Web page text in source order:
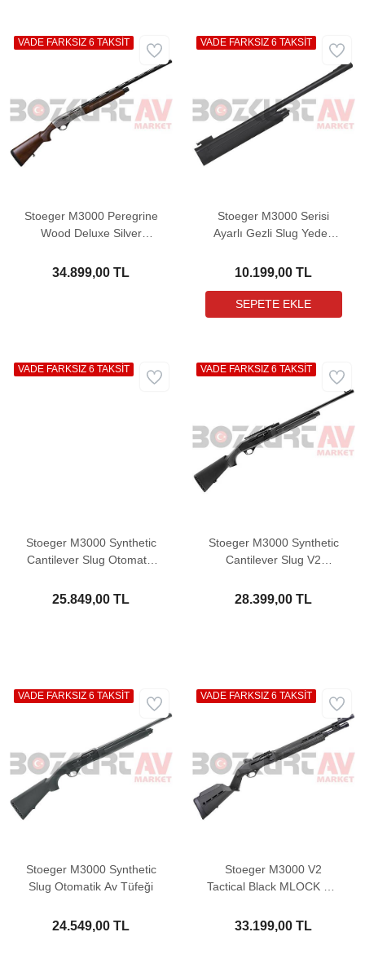
Stoeger M3000 Peregrine
Wood Deluxe Silver
34.899,00 TL
VADE FARKSIZ 6 TAKSİT
Stoeger M3000 Serisi
Ayarlı Gezli Slug Yedek
10.199,00 TL
VADE FARKSIZ 6 TAKSİT
Stoeger M3000 Synthetic
Cantilever Slug Otomatik
25.849,00 TL
VADE FARKSIZ 6 TAKSİT
Stoeger M3000 Synthetic
Cantilever Slug V2
28.399,00 TL
VADE FARKSIZ 6 TAKSİT
Stoeger M3000 Synthetic
Slug Otomatik Av Tüfeği
24.549,00 TL
VADE FARKSIZ 6 TAKSİT
Stoeger M3000 V2
Tactical Black MLOCK QD
33.199,00 TL
VADE FARKSIZ 6 TAKSİT